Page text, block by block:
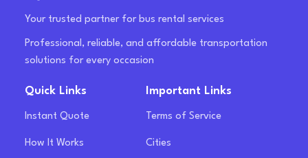
Your trusted partner for bus rental services
Professional, reliable, and affordable transportation
solutions for every occasion
Quick Links
Instant Quote
How It Works
Important Links
Terms of Service
Cities